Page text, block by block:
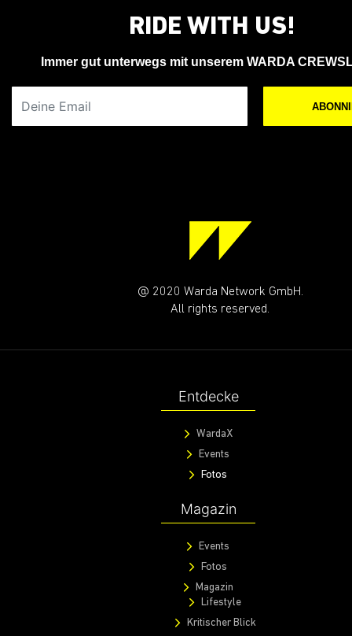
RIDE WITH US!
Immer gut unterwegs mit unserem WARDA
@ 2020 Warda Network GmbH.
All rights reserved.
Entdecke
WardaX
Events
Fotos
Magazin
Events
Fotos
Magazin
Lifestyle
Kritischer Blick